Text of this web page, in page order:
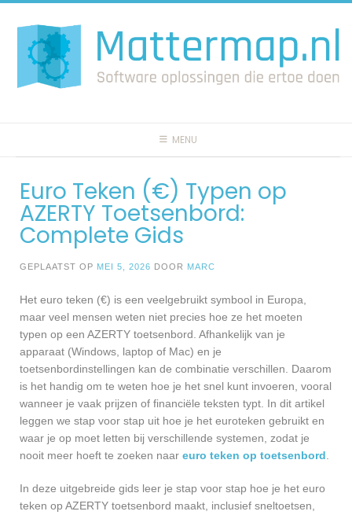
naar
inhoud
MENU
Euro Teken (€) Typen op
AZERTY Toetsenbord:
Complete Gids
GEPLAATST OP MEI 5, 2026 DOOR MARC
Het euro teken (€) is een veelgebruikt symbool in Europa,
maar veel mensen weten niet precies hoe ze het moeten
typen op een AZERTY toetsenbord. Afhankelijk van je
apparaat (Windows, laptop of Mac) en je
toetsenbordinstellingen kan de combinatie verschillen. Daarom
is het handig om te weten hoe je het snel kunt invoeren, vooral
wanneer je vaak prijzen of financiële teksten typt. In dit artikel
leggen we stap voor stap uit hoe je het euroteken gebruikt en
waar je op moet letten bij verschillende systemen, zodat je
nooit meer hoeft te zoeken naar euro teken op toetsenbord
In deze uitgebreide gids leer je stap voor stap hoe je het euro
teken op AZERTY toetsenbord maakt, inclusief sneltoetsen,